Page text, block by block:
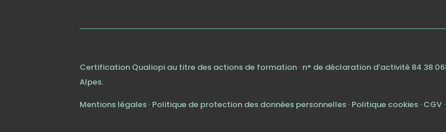
Certification Qualiopi au titre des actions de formation · n° de déclaration d’activité 84 38
Alpes.
Mentions légales · Politique de protection des données personnelles · Politique cookies · CGV